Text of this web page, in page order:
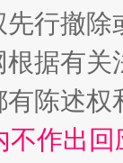
行撤
据有
陈述
作出